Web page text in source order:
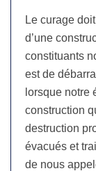
Le curage
d’une
constituants
est de
lorsque notre
construction
destruction
évacués et
de nous